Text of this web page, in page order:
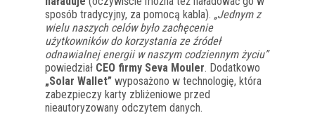
sposób tradycyjny, za pomocą kabla). „Jednym z
wielu naszych celów było zachęcenie
użytkowników do korzystania ze źródeł
odnawialnej energii w naszym codziennym życiu”
powiedział CEO firmy Seva Mouler. Dodatkowo
„Solar Wallet” wyposażono w technologię, która
zabezpieczy karty zbliżeniowe przed
nieautoryzowany odczytem danych.